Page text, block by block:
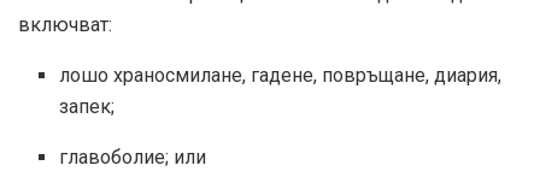
включват:
лошо храносмилане, гадене, повръщане, диария,
запек;
главоболие; или